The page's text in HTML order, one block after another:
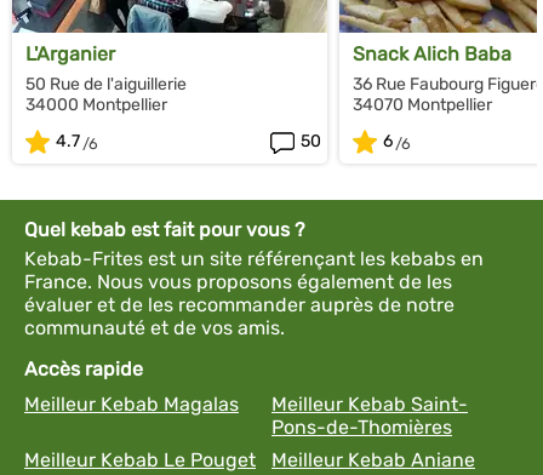
L'Arganier
50 Rue de l'aiguillerie
34000 Montpellier
4.7
50
Snack Alich Baba
36 Rue Faubourg
34070 Montpellier
6
Quel kebab est fait pour vous ?
Kebab-Frites est un site référençant les kebabs en
France. Nous vous proposons également de les
évaluer et de les recommander auprès de notre
communauté et de vos amis.
Accès rapide
Meilleur Kebab Magalas
Meilleur Kebab Saint-
Pons-de-Thomières
Meilleur Kebab Le Pouget
Meilleur Kebab Aniane